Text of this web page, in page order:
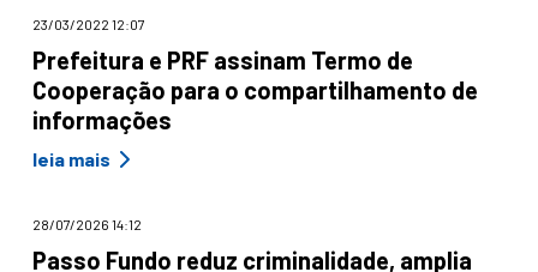
23/03/2022 12:07
Prefeitura e PRF assinam Termo de
Cooperação para o compartilhamento de
informações
leia mais
28/07/2026 14:12
Passo Fundo reduz criminalidade, amplia